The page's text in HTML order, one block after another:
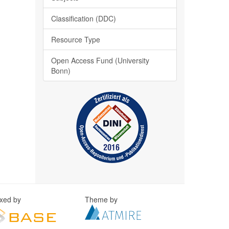
Classification (DDC)
Resource Type
Open Access Fund (University
Bonn)
by Theme by